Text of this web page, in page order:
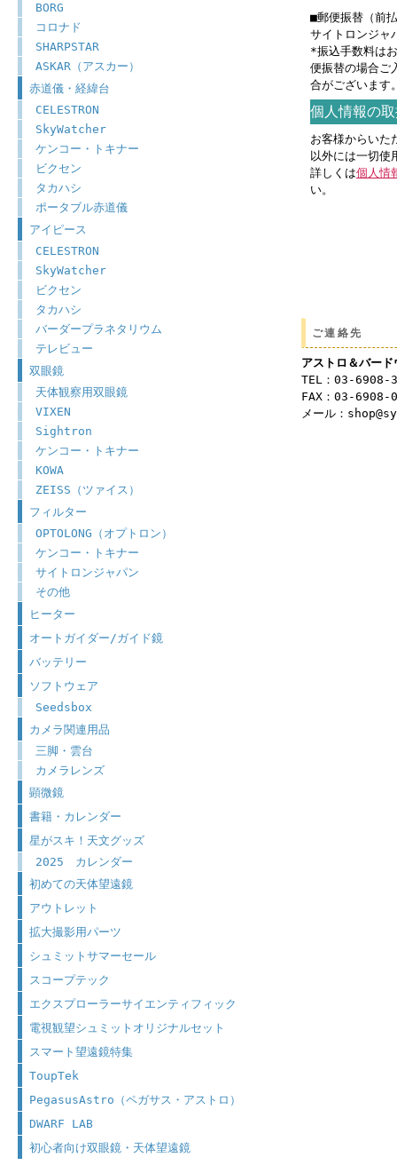
BORG
コロナド
SHARPSTAR
ASKAR（アスカー）
赤道儀・経緯台
CELESTRON
SkyWatcher
ケンコー・トキナー
ビクセン
タカハシ
ポータブル赤道儀
アイピース
CELESTRON
SkyWatcher
ビクセン
タカハシ
バーダープラネタリウム
テレビュー
双眼鏡
天体観察用双眼鏡
VIXEN
Sightron
ケンコー・トキナー
KOWA
ZEISS（ツァイス）
フィルター
OPTOLONG（オプトロン）
ケンコー・トキナー
サイトロンジャパン
その他
ヒーター
オートガイダー/ガイド鏡
バッテリー
ソフトウェア
Seedsbox
カメラ関連用品
三脚・雲台
カメラレンズ
顕微鏡
書籍・カレンダー
星がスキ！天文グッズ
2025 カレンダー
初めての天体望遠鏡
アウトレット
拡大撮影用パーツ
シュミットサマーセール
スコープテック
エクスプローラーサイエンティフィック
電視観望シュミットオリジナルセット
スマート望遠鏡特集
ToupTek
PegasusAstro（ペガサス・アストロ）
DWARF LAB
初心者向け双眼鏡・天体望遠鏡
■郵便振替（前
サイトロンジ
*振込手数料は
便振替の場合ご
合がございます
個人情報の
お客様からいた
以外には一切使
詳しくは個人情
い。
ご連絡先
アストロ＆バー
TEL：03-6908-
FAX：03-6908-
メール：